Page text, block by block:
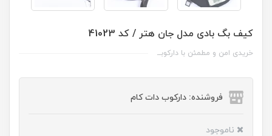
کیف بگ بادی مدل جان هتر / کد 41023
خریدی امن و مطمئن با دارکوبــ
فروشنده: دارکوب دات کام
ناموجود